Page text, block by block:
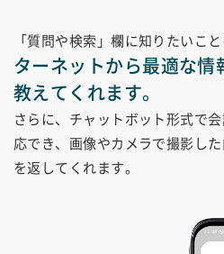
「質問や検索」欄に知りたいこ
ターネットから最適な情
教えてくれます。
さらに、チャットボット形式で
応でき、画像やカメラで撮影し
を返してくれます。